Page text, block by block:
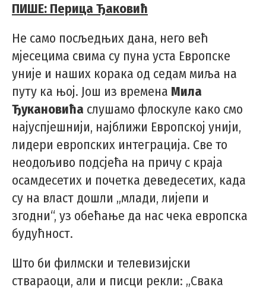
ПИШЕ: Перица Ђаковић
Не само посљедњих дана, него већ
мјесецима свима су пуна уста Европске
уније и наших корака од седам миља на
путу ка њој. Још из времена Мила
Ђукановића слушамо флоскуле како смо
најуспјешнији, најближи Европској унији,
лидери европских интеграција. Све то
неодољиво подсјећа на причу с краја
осамдесетих и почетка деведесетих, када
су на власт дошли „млади, лијепи и
згодни“, уз обећање да нас чека европска
будућност.
Што би филмски и телевизијски
ствараоци, али и писци рекли: „Свака